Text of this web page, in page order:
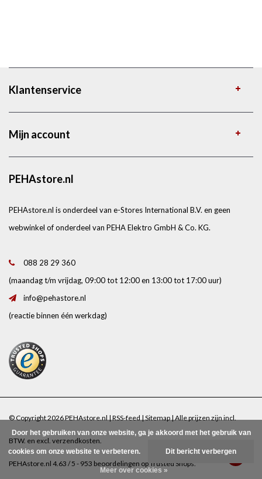
Klantenservice
Mijn account
PEHAstore.nl
PEHAstore.nl is onderdeel van e-Stores International B.V. en geen
webwinkel of onderdeel van PEHA Elektro GmbH & Co. KG.
088 28 29 360
(maandag t/m vrijdag, 09:00 tot 12:00 en 13:00 tot 17:00 uur)
info@pehastore.nl
(reactie binnen één werkdag)
© Copyright 2026 PEHAstore.nl | RSS-feed | Sitemap | Alle prijzen zijn incl.
BTW. en excl. verzendkosten
PEHAstore.nl 4.63 /5 - 953 beoordelingen op Trusted Shops
Door het gebruiken van onze website, ga je akkoord met het gebruik van
cookies om onze website te verbeteren. Dit bericht verbergen
Meer over cookies »